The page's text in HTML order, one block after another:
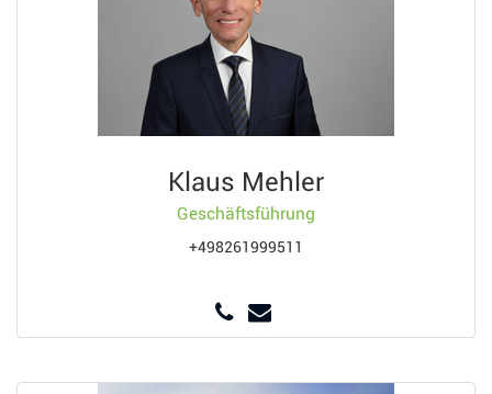
Klaus Mehler
Geschäftsführung
+498261999511